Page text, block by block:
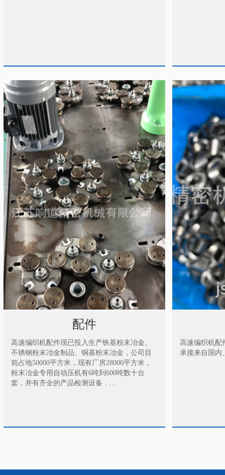
配件
高速编织机配件现已投入生产铁基粉末冶金、
不锈钢粉末冶金制品、铜基粉末冶金，公司目
前占地50000平方米，现有厂房28000平方米，
粉末冶金专用自动压机有6吨到600吨数十台
套，并有齐全的产品检测设备﹑...
高速编织机配
承接来自国内